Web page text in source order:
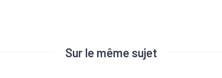
Sur le même sujet